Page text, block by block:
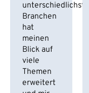
unterschiedlichsten
Branchen
hat
meinen
Blick auf
viele
Themen
erweitert